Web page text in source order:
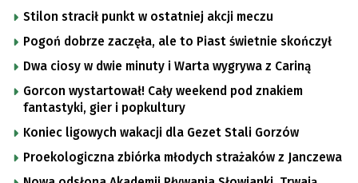
Stilon stracił punkt w ostatniej akcji meczu
Pogoń dobrze zaczęła, ale to Piast świetnie skończył
Dwa ciosy w dwie minuty i Warta wygrywa z Cariną
Gorcon wystartował! Cały weekend pod znakiem
fantastyki, gier i popkultury
Koniec ligowych wakacji dla Gezet Stali Gorzów
Proekologiczna zbiórka młodych strażaków z Janczewa